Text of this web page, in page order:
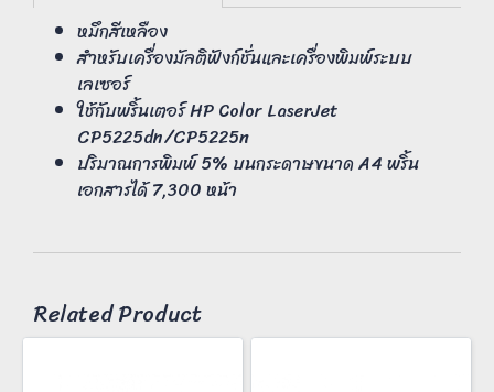
หมึกสีเหลือง
สำหรับเครื่องมัลติฟังก์ชั่นและเครื่องพิมพ์ระบบ
เลเซอร์
ใช้กับพริ้นเตอร์ HP Color LaserJet
CP5225dn/CP5225n
ปริมาณการพิมพ์ 5% บนกระดาษขนาด A4 พริ้น
เอกสารได้ 7,300 หน้า
Related Product